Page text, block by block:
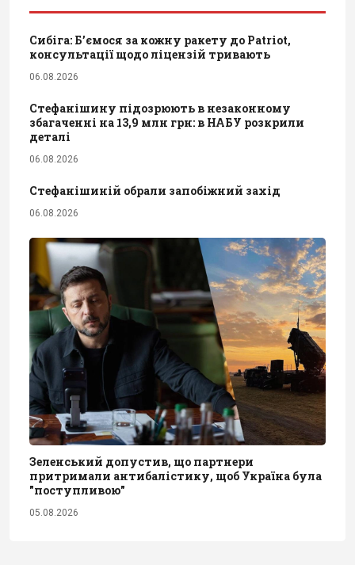
Сибіга: Б’ємося за кожну ракету до Patriot,
консультації щодо ліцензій тривають
06.08.2026
Стефанішину підозрюють в незаконному
збагаченні на 13,9 млн грн: в НАБУ розкрили
деталі
06.08.2026
Стефанішиній обрали запобіжний захід
06.08.2026
Зеленський допустив, що партнери
притримали антибалістику, щоб Україна була
"поступливою"
05.08.2026